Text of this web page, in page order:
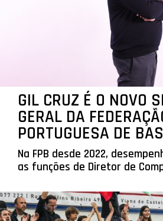
GIL CRUZ É O NOVO
GERAL DA
PORTUGUESA DE
Na FPB desde 2022,
as funções de Diretor de